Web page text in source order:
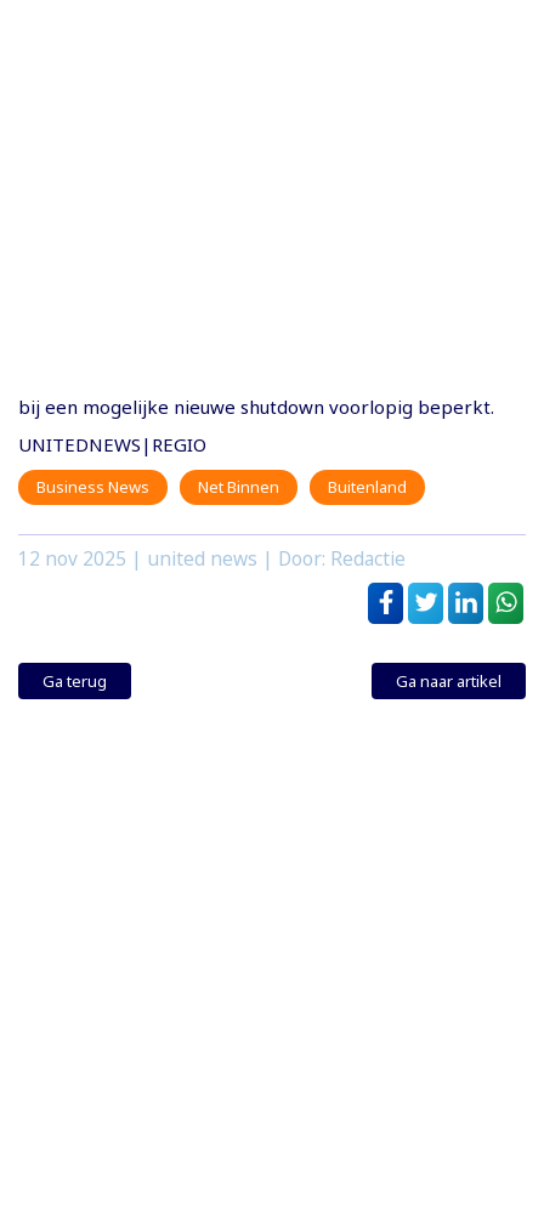
bij een mogelijke nieuwe shutdown voorlopig beperkt.
UNITEDNEWS|REGIO
Business News Net Binnen Buitenland
12 nov 2025 | united news | Door: Redactie
Ga terug Ga naar artikel